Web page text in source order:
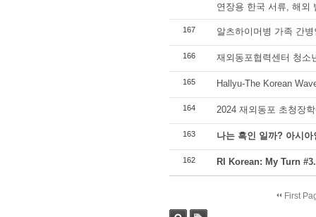
연장용 한국 서류, 해외
167 알츠하이머병 가족 간
166 재외동포협력센터 청소
165 Hallyu-The Korean
164 2024 재외동포 초청장
163 나는 흑인 일까? 아시아
162 RI Korean: My Turn
First